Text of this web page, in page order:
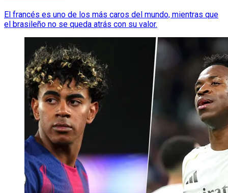
El francés es uno de los más caros del mundo, mientras que
el brasileño no se queda atrás con su valor.